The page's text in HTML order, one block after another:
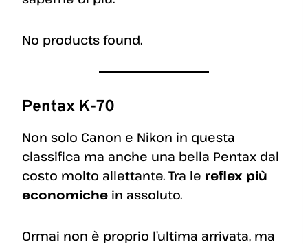
No products found.
Pentax K-70
Non solo Canon e Nikon in questa
classifica ma anche una bella Pentax dal
costo molto allettante. Tra le reflex più
economiche in assoluto.
Ormai non è proprio l’ultima arrivata, ma